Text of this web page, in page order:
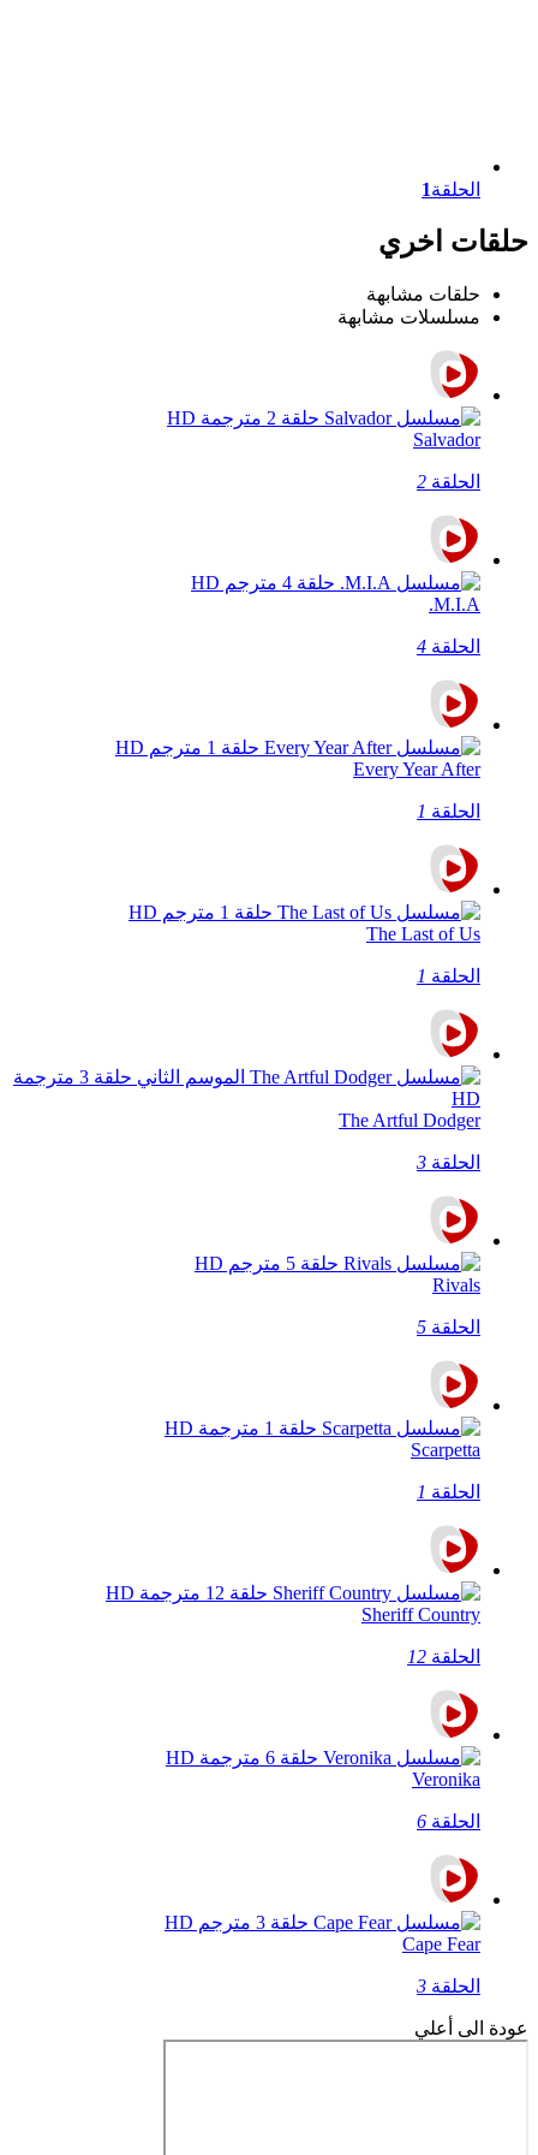
الحلقة1
حلقات اخري
حلقات مشابهة
مسلسلات مشابهة
Salvador
الحلقة 2
M.I.A.
الحلقة 4
Every Year After
الحلقة 1
The Last of Us
الحلقة 1
The Artful Dodger
الحلقة 3
Rivals
الحلقة 5
Scarpetta
الحلقة 1
Sheriff Country
الحلقة 12
Veronika
الحلقة 6
Cape Fear
الحلقة 3
عودة الى أعلي